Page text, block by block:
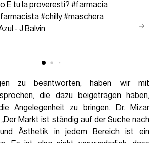
E tu la proveresti? #farmacia
#chilly#maschera
- J Balvin
zu beantworten, haben wir mit
die dazu beigetragen haben,
Angelegenheit zu bringen.
Dr. Mizar
„Der Markt ist ständig auf der Suche nach
und Ästhetik in jedem Bereich ist ein